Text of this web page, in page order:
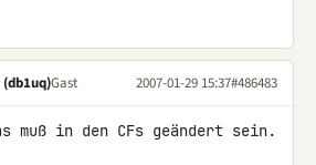
Gast 2007-01-29 15:37#486483
muß in den CFs geändert sein.